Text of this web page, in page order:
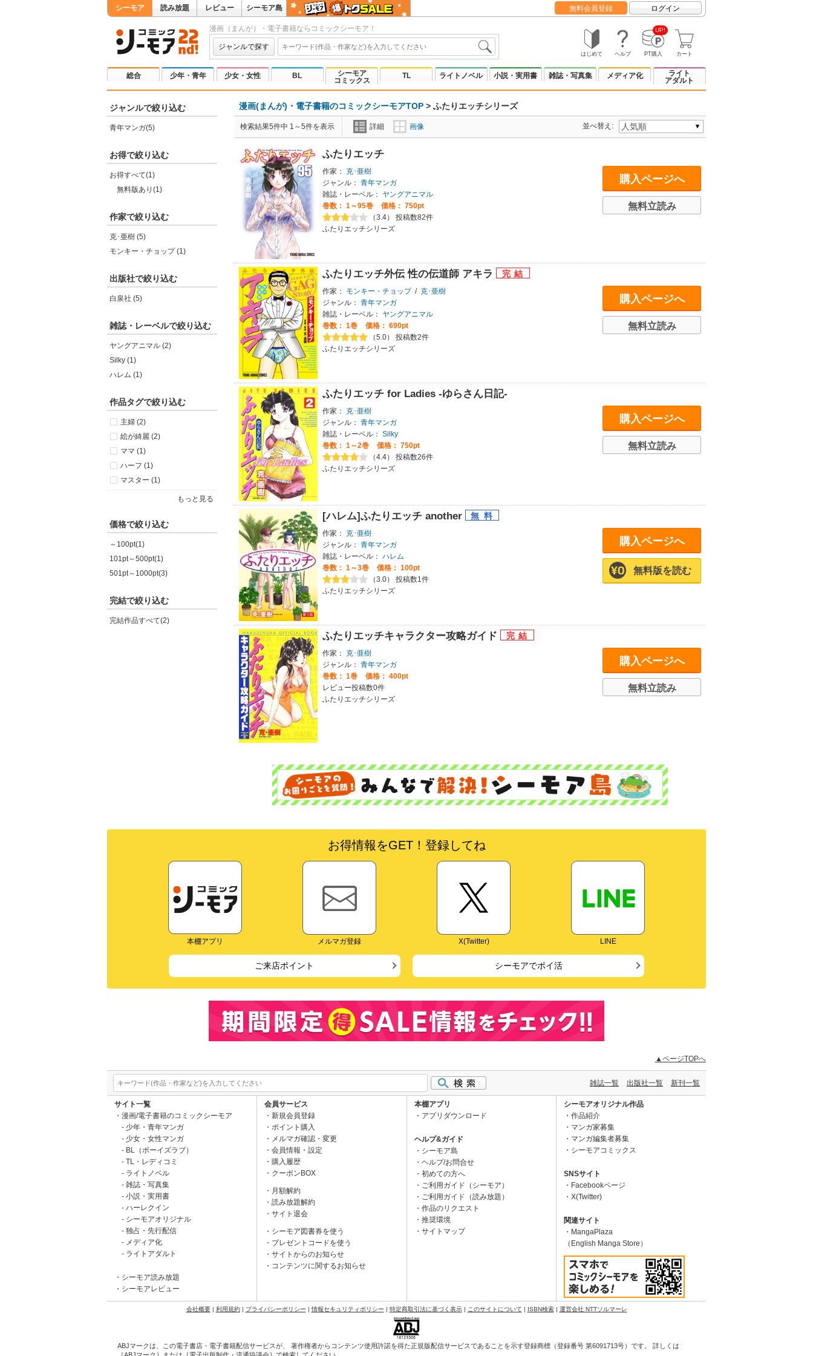
シーモア 読み放題 レビュー シーモア島 無料会員登録 ログイン
漫画（まんが）・電子書籍ならコミックシーモア！
ジャンルで探す
はじめて ヘルプ
UP!
PT購入 カート
総合 少年・青年 少女・女性 BL
シーモア
コミックス
TL ライトノベル 小説・実用書 雑誌・写真集 メディア化
ライト
アダルト
ジャンルで絞り込む
青年マンガ(5)
お得で絞り込む
お得すべて(1)
無料版あり(1)
作家で絞り込む
克･亜樹 (5)
モンキー・チョップ (1)
出版社で絞り込む
白泉社 (5)
雑誌・レーベルで絞り込む
ヤングアニマル (2)
Silky (1)
ハレム (1)
作品タグで絞り込む
主婦 (2)
絵が綺麗 (2)
ママ (1)
ハーフ (1)
マスター (1)
もっと見る
価格で絞り込む
～100pt(1)
101pt～500pt(1)
501pt～1000pt(3)
完結で絞り込む
完結作品すべて(2)
漫画(まんが)・電子書籍のコミックシーモアTOP > ふたりエッチシリーズ
検索結果5件中 1～5件を表示 詳細 画像 並べ替え:
ふたりエッチ
作家： 克･亜樹
ジャンル： 青年マンガ
雑誌・レーベル：
ヤングアニマル
巻数： 1～95巻
価格： 750pt
（3.4） 投稿数82件
ふたりエッチシリーズ
購入ページへ
無料立読み
ふたりエッチ外伝 性の伝道師 アキラ
作家： モンキー・チョップ / 克･亜樹
ジャンル： 青年マンガ
雑誌・レーベル：
ヤングアニマル
巻数： 1巻
価格： 690pt
（5.0） 投稿数2件
ふたりエッチシリーズ
購入ページへ
無料立読み
ふたりエッチ for Ladies -ゆらさん日記-
作家： 克･亜樹
ジャンル： 青年マンガ
雑誌・レーベル： Silky
巻数： 1～2巻
価格： 750pt
（4.4） 投稿数26件
ふたりエッチシリーズ
購入ページへ
無料立読み
[ハレム]ふたりエッチ another
作家： 克･亜樹
ジャンル： 青年マンガ
雑誌・レーベル： ハレム
巻数： 1～3巻
価格： 100pt
（3.0） 投稿数1件
ふたりエッチシリーズ
購入ページへ
無料版を読む
ふたりエッチキャラクター攻略ガイド
作家： 克･亜樹
ジャンル： 青年マンガ
巻数： 1巻
価格： 400pt
レビュー投稿数0件
ふたりエッチシリーズ
購入ページへ
無料立読み
お得情報をGET！登録してね
本棚アプリ メルマガ登録 X(Twitter) LINE
ご来店ポイント シーモアでポイ活
▲ページTOPへ
雑誌一覧 出版社一覧 新刊一覧
サイト一覧
漫画/電子書籍のコミックシーモア
少年・青年マンガ
少女・女性マンガ
BL（ボーイズラブ）
TL・レディコミ
ライトノベル
雑誌・写真集
小説・実用書
ハーレクイン
シーモアオリジナル
独占・先行配信
メディア化
ライトアダルト
シーモア読み放題
シーモアレビュー
会員サービス
新規会員登録
ポイント購入
メルマガ確認・変更
会員情報・設定
購入履歴
クーポンBOX
月額解約
読み放題解約
サイト退会
シーモア図書券を使う
プレゼントコードを使う
サイトからのお知らせ
コンテンツに関するお知らせ
本棚アプリ
アプリダウンロード
ヘルプ&ガイド
シーモア島
ヘルプ/お問合せ
初めての方へ
ご利用ガイド（シーモア）
ご利用ガイド（読み放題）
作品のリクエスト
推奨環境
サイトマップ
シーモアオリジナル作品
作品紹介
マンガ家募集
マンガ編集者募集
シーモアコミックス
SNSサイト
Facebookページ
X(Twitter)
関連サイト
MangaPlaza
（English Manga Store）
会社概要| 利用規約| プライバシーポリシー | 情報セキュリティポリシー | 特定商取引法に基づく表示| このサイトについて | ISBN検索| 運営会社 NTTソルマーレ
ABJマークは、この電子書店・電子書籍配信サービスが、 著作権者からコンテンツ使用許諾を得た正規版配信サービスであることを示す登録商標（登録番号 第6091713号）です。 詳しくは